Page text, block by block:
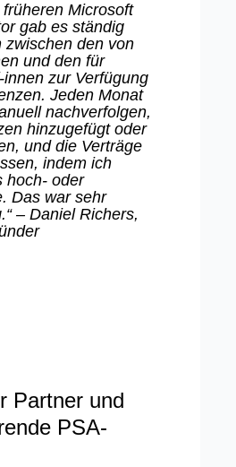
früheren Microsoft
gab es ständig
zwischen den von
und den für
zur Verfügung
Jeden Monat
nachverfolgen,
hinzugefügt oder
und die Verträge
indem ich
hoch- oder
Das war sehr
– Daniel Richers,
Partner und
PSA-